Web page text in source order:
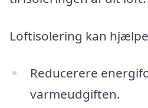
Loftisolering kan
Reducerere
varmeudgiften.